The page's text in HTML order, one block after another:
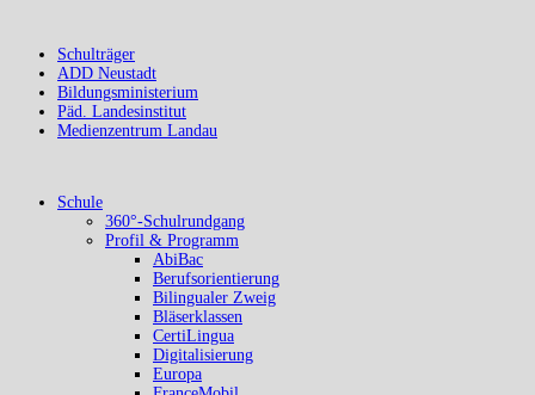
Schulträger
ADD Neustadt
Bildungsministerium
Päd. Landesinstitut
Medienzentrum Landau
Schule
360°-Schulrundgang
Profil & Programm
AbiBac
Berufsorientierung
Bilingualer Zweig
Bläserklassen
CertiLingua
Digitalisierung
Europa